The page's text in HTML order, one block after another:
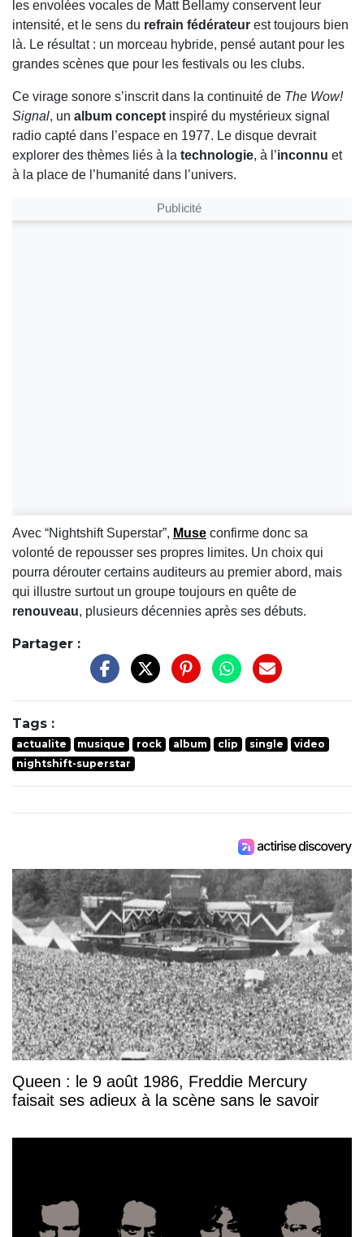
les envolées vocales de Matt Bellamy conservent leur
intensité, et le sens du refrain fédérateur est toujours bien
là. Le résultat : un morceau hybride, pensé autant pour les
grandes scènes que pour les festivals ou les clubs.
Ce virage sonore s’inscrit dans la continuité de The Wow!
Signal, un album concept inspiré du mystérieux signal
radio capté dans l’espace en 1977. Le disque devrait
explorer des thèmes liés à la technologie, à l’inconnu et
à la place de l’humanité dans l’univers.
Publicité
Avec “Nightshift Superstar”, Muse confirme donc sa
volonté de repousser ses propres limites. Un choix qui
pourra dérouter certains auditeurs au premier abord, mais
qui illustre surtout un groupe toujours en quête de
renouveau, plusieurs décennies après ses débuts.
Partager :
Tags :
actualite musique rock album clip single
video
nightshift-superstar
Queen : le 9 août 1986, Freddie Mercury
faisait ses adieux à la scène sans le savoir